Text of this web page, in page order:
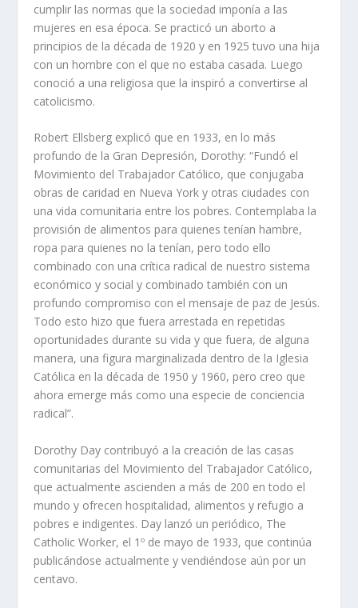
cumplir las normas que la sociedad imponía a las
mujeres en esa época. Se practicó un aborto a
principios de la década de 1920 y en 1925 tuvo una hija
con un hombre con el que no estaba casada. Luego
conoció a una religiosa que la inspiró a convertirse al
catolicismo.
Robert Ellsberg explicó que en 1933, en lo más
profundo de la Gran Depresión, Dorothy: “Fundó el
Movimiento del Trabajador Católico, que conjugaba
obras de caridad en Nueva York y otras ciudades con
una vida comunitaria entre los pobres. Contemplaba la
provisión de alimentos para quienes tenían hambre,
ropa para quienes no la tenían, pero todo ello
combinado con una crítica radical de nuestro sistema
económico y social y combinado también con un
profundo compromiso con el mensaje de paz de Jesús.
Todo esto hizo que fuera arrestada en repetidas
oportunidades durante su vida y que fuera, de alguna
manera, una figura marginalizada dentro de la Iglesia
Católica en la década de 1950 y 1960, pero creo que
ahora emerge más como una especie de conciencia
radical”.
Dorothy Day contribuyó a la creación de las casas
comunitarias del Movimiento del Trabajador Católico,
que actualmente ascienden a más de 200 en todo el
mundo y ofrecen hospitalidad, alimentos y refugio a
pobres e indigentes. Day lanzó un periódico, The
Catholic Worker, el 1º de mayo de 1933, que continúa
publicándose actualmente y vendiéndose aún por un
centavo.